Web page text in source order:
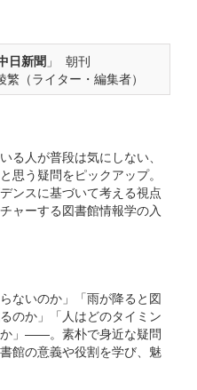
日新聞 」
朝刊
（ライター・編集者）
る人が普段は気にしない、
思う疑問をピックアップ。
ンスに基づいて考える視点
ャーする図書館情報学の入
ないのか」「雨が降ると図
のか」「人はどのタイミン
」――。素朴で身近な疑問
館の意義や役割を学び、魅